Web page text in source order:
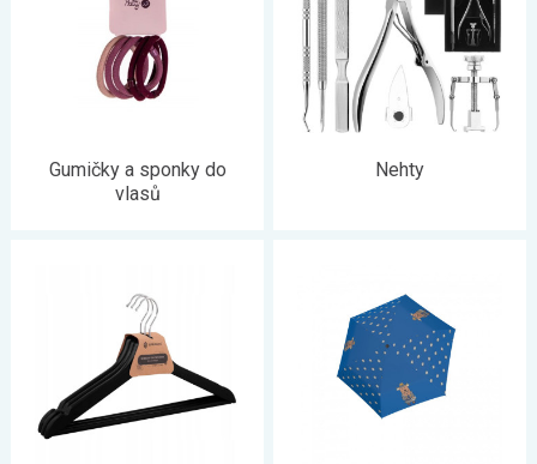
Gumičky a sponky do
vlasů
Nehty